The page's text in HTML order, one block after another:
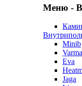
Меню -
Minib
Eva
Jaga